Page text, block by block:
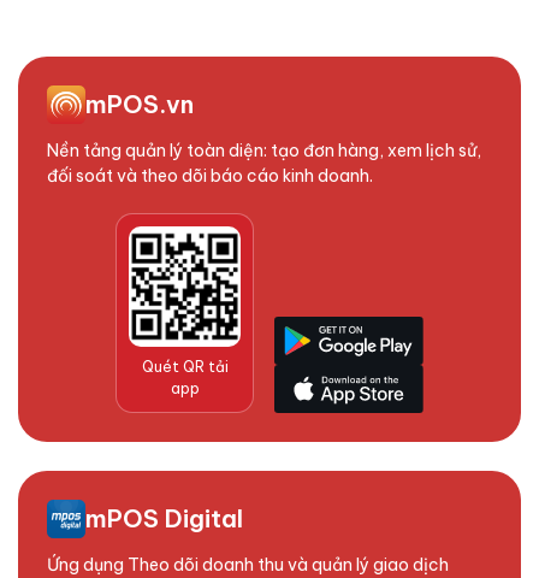
mPOS.vn
Nền tảng quản lý toàn diện: tạo đơn hàng, xem lịch sử,
đối soát và theo dõi báo cáo kinh doanh.
Quét QR tải
app
mPOS Digital
Ứng dụng Theo dõi doanh thu và quản lý giao dịch